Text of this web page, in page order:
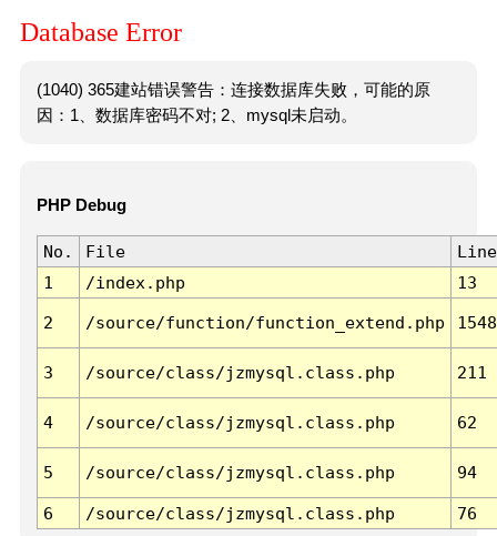
Database Error
(1040) 365建站错误警告：连接数据库失败，可能的原
因：1、数据库密码不对; 2、mysql未启动。
PHP Debug
No. File
Line
1
/index.php 13
2 /source/function/function_extend.php 1548
3 /source/class/jzmysql.class.php 211
4 /source/class/jzmysql.class.php 62
5 /source/class/jzmysql.class.php 94
6 /source/class/jzmysql.class.php 76